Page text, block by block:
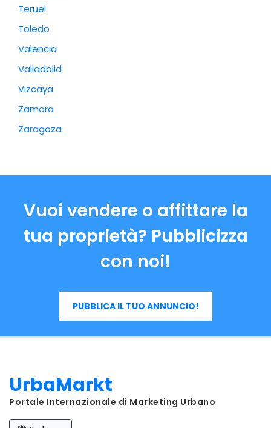
Teruel
Toledo
Valencia
Valladolid
Vizcaya
Zamora
Zaragoza
Vuoi vendere o affittare la
tua proprietà? Pubblicizza
con noi!
PUBBLICA IL TUO ANNUNCIO!
UrbaMarkt
Portale Internazionale di Marketing Urbano